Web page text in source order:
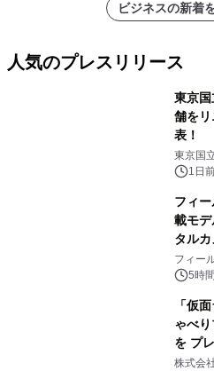
ビジネスの新着
人気のプレスリリース
東京
舗を
表！
東京国
1日
フィ
載モ
タル
約
ジ新登
フィー
5時
「仮
ゃべり
を プ
株式会